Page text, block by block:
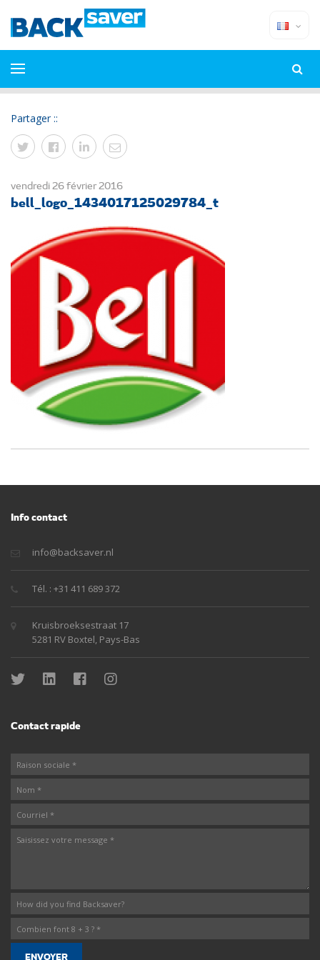
Partager ::
vendredi 26 février 2016
bell_logo_1434017125029784_t
Info contact
info@backsaver.nl
Tél. : +31 411 689 372
Kruisbroeksestraat 17
5281 RV Boxtel, Pays-Bas
Contact rapide